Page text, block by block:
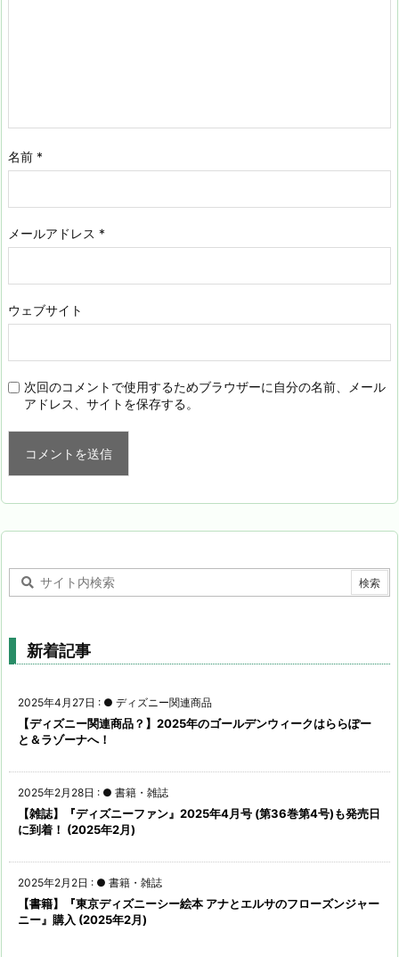
名前 *
メールアドレス *
ウェブサイト
次回のコメントで使用するためブラウザーに自分の名前、メール
アドレス、サイトを保存する。
新着記事
2025年4月27日 : ● ディズニー関連商品
【ディズニー関連商品？】2025年のゴールデンウィークはららぽー
と＆ラゾーナへ！
2025年2月28日 : ● 書籍・雑誌
【雑誌】『ディズニーファン』2025年4月号 (第36巻第4号)も発売日
に到着！ (2025年2月)
2025年2月2日 : ● 書籍・雑誌
【書籍】『東京ディズニーシー絵本 アナとエルサのフローズンジャー
ニー』購入 (2025年2月)